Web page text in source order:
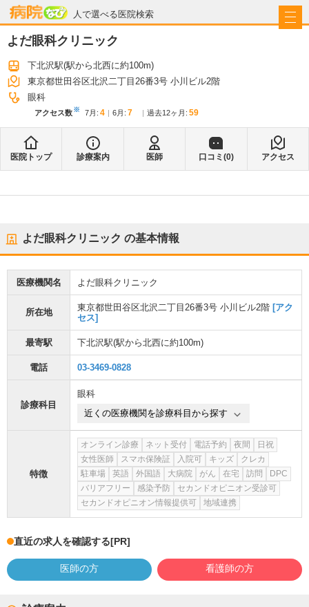
人で選べる医院検索
病院なび
よだ眼科クリニック
下北沢駅(駅から北西に約100m)
東京都世田谷区北沢二丁目26番3号 小川ビル2階
眼科
アクセス数※ 7月 : 4 6月 : 7 過去12ヶ月: 59
医院トップ 診療案内 医師 口コミ(0) アクセス
よだ眼科クリニック の基本情報
医療機関名 よだ眼科クリニック
所在地 東京都世田谷区北沢二丁目26番3号 小川ビル2階 [アク
セス]
最寄駅 下北沢駅(駅から北西に約100m)
電話 03-3469-0828
診療科目
眼科
近くの医療機関を診療科目から探す
特徴
オンライン診療 ネット受付 電話予約 夜間
日祝
女性医師
スマホ保険証 入院可 キッズ
クレカ
駐車場
英語 外国語 大病院 がん 在宅 訪問
DPC
バリアフリー
感染予防
セカンドオピニオン受診可
セカンドオピニオン情報提供可
地域連携
直近の求人を確認する[PR]
医師の方 看護師の方